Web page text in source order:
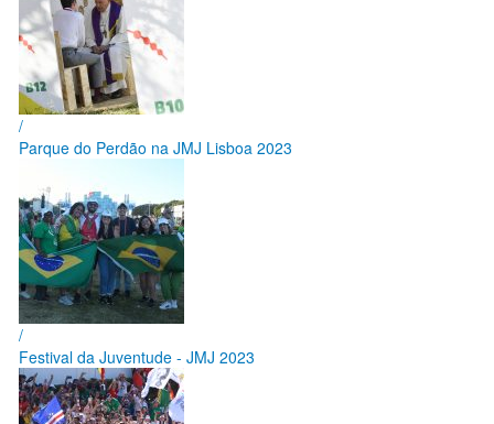
/
Parque do Perdão na JMJ Lisboa 2023
/
Festival da Juventude - JMJ 2023